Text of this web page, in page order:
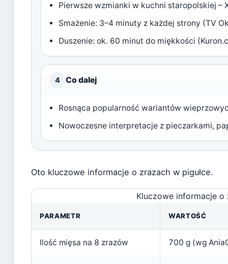
Pierwsze wzmianki w kuchni staropolskiej –
Smażenie: 3–4 minuty z każdej strony (TV
Duszenie: ok. 60 minut do miękkości (
4 Co dalej
Rosnąca popularność wariantów
Nowoczesne interpretacje z pieczarkami,
Oto kluczowe informacje o zrazach w pigułce.
Kluczowe informacje o
PARAMETR WARTOŚĆ
Ilość mięsa na 8 zrazów 700 g (wg